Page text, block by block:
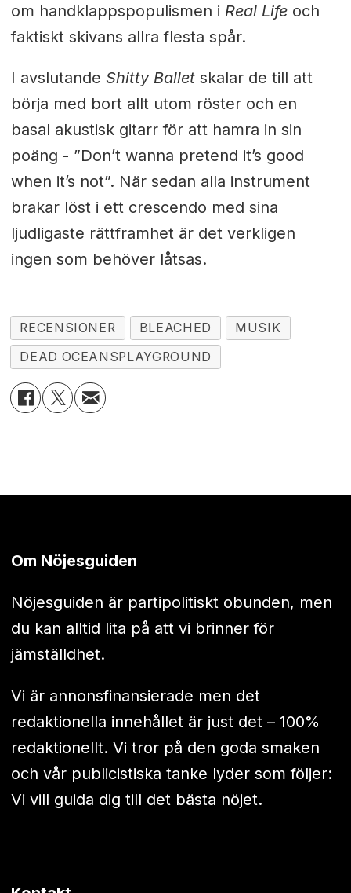
om handklappspopulismen i Real Lifeoch
faktiskt skivans allra flesta spår.
I avslutande Shitty Ballet skalar de till att
börja med bort allt utom röster och en
basal akustisk gitarr för att hamra in sin
poäng - ”Don’t wanna pretend it’s good
when it’s not”. När sedan alla instrument
brakar löst i ett crescendo med sina
ljudligaste rättframhet är det verkligen
ingen som behöver låtsas.
RECENSIONER BLEACHED
MUSIK
DEAD OCEANSPLAYGROUND
Om Nöjesguiden
Nöjesguiden är partipolitiskt obunden, men
du kan alltid lita på att vi brinner för
jämställdhet.
Vi är annonsfinansierade men det
redaktionella innehållet är just det – 100%
redaktionellt. Vi tror på den goda smaken
och vår publicistiska tanke lyder som följer:
Vi vill guida dig till det bästa nöjet.